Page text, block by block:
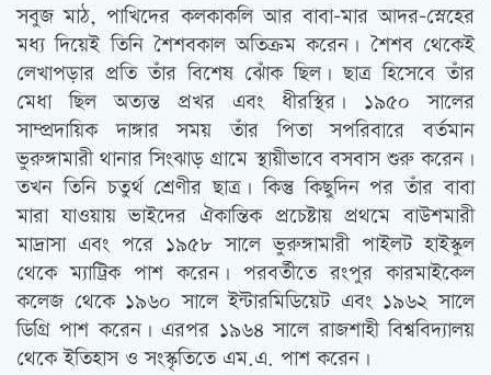
সবুজ মাঠ, পাখিদের কলকাকলি আর বাবা-মার আদর-স্নেহের
মধ্য দিয়েই তিনি শৈশবকাল অতিক্রম করেন। শৈশব থেকেই
লেখাপড়ার প্রতি তাঁর বিশেষ ঝোঁক ছিল। ছাত্র হিসেবে তাঁর
মেধা ছিল অত্যন্ত প্রখর এবং ধীরস্থির। ১৯৫০ সালের
সাম্প্রদায়িক দাঙ্গার সময় তাঁর পিতা সপরিবারে বর্তমান
ভুরুঙ্গামারী থানার সিংঝাড় গ্রামে স্থায়ীভাবে বসবাস শুরু করেন।
তখন তিনি চতুর্থ শ্রেণীর ছাত্র। কিন্তু কিছুদিন পর তাঁর বাবা
মারা যাওয়ায় ভাইদের ঐকান্তিক প্রচেষ্টায় প্রথমে বাউশমারী
মাদ্রাসা এবং পরে ১৯৫৮ সালে ভুরুঙ্গামারী পাইলট হাইস্কুল
থেকে ম্যাট্রিক পাশ করেন। পরবর্তীতে রংপুর কারমাইকেল
কলেজ থেকে ১৯৬০ সালে ইন্টারমিডিয়েট এবং ১৯৬২ সালে
ডিগ্রি পাশ করেন। এরপর ১৯৬৪ সালে রাজশাহী বিশ্ববিদ্যালয়
থেকে ইতিহাস ও সংস্কৃতিতে এম.এ. পাশ করেন।